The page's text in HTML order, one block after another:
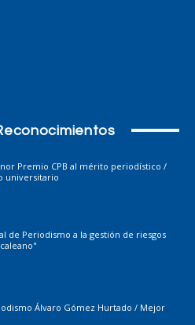
Premio CPB al mérito periodístico /
universitario
de Periodismo a la gestión de riesgos
Álvaro Gómez Hurtado / Mejor